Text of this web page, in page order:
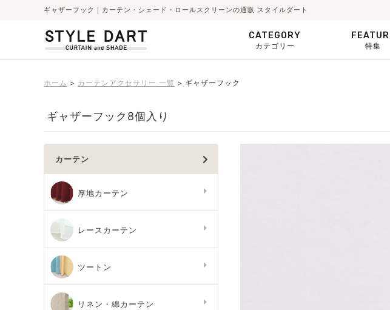
ギャザーフック｜カーテン・シェード・ロールスクリーンの通販 スタイルダート
CATEGORY
カテゴリー 特集
ホーム カーテンアクセサリー 一覧 ギャザーフック
ギャザーフック8個入り
カーテン
厚地カーテン
レースカーテン
ツートン
リネン・綿カーテン